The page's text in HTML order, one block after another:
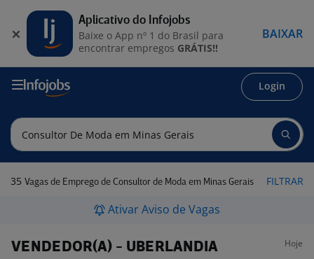
Login
35 Vagas de Emprego de Consultor de Moda em Minas Gerais FILTRAR
Ativar Aviso de Vagas
VENDEDOR(A) - UBERLANDIA
Hoje
Aplicativo do Infojobs
Baixe o App nº 1 do Brasil para
encontrar empregos GRÁTIS!!
BAIXAR